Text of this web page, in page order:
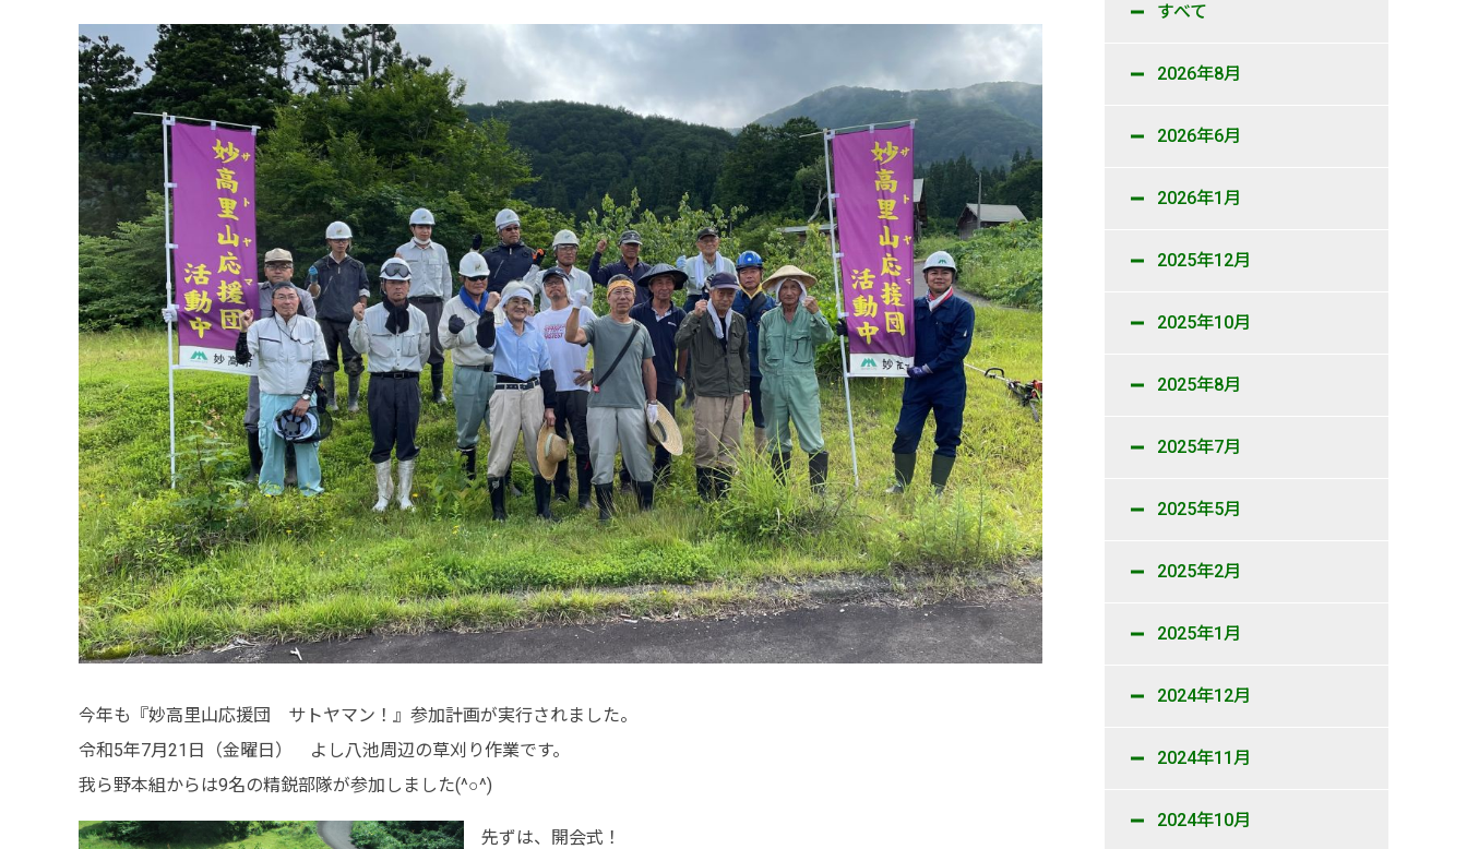
今年も『妙高里山応援団 サトヤマン！』参加計画が実行されました。
令和5年7月21日（金曜日） よし八池周辺の草刈り作業です。
我ら野本組からは9名の精鋭部隊が参加しました(^○^)
先ずは、開会式！
すべて
2026年8月
2026年6月
2026年1月
2025年12月
2025年10月
2025年8月
2025年7月
2025年5月
2025年2月
2025年1月
2024年12月
2024年11月
2024年10月
SDGsの取組
事業内容
土木部門
建築部門
融雪部門
アグリ事業部
お知らせ
採用情報
採用メッセージ
野本組紹介MOVIE
社員紹介・インタビュー
新卒採用情報
一般採用 野本組
一般採用 アグリ事業部
社内制度・福利厚生